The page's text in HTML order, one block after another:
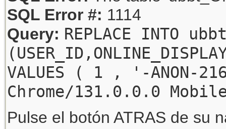
SQL Error #: 1114
Query: REPLACE INTO
VALUES ( 1 , '-
Chrome/131.0.0.0
Pulse el botón ATRAS de su